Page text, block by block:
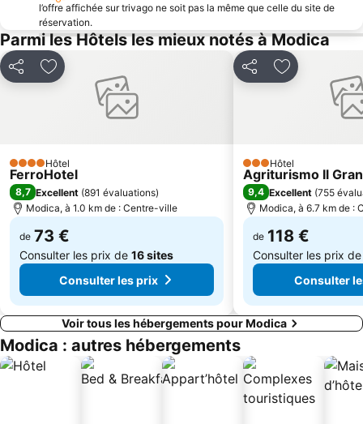
l’offre affichée sur trivago ne soit pas la même que celle du site de
réservation.
Parmi les Hôtels les mieux notés à Modica
PartagerAjouter à mes favoris
4 ÉtoilesHôtel
FerroHotel
8,7 Excellent (891 évaluations)
Modica, à 1.0 km de : Centre-ville
de 73 €
Consulter les prix de 16 sites
Consulter les prix
PartagerAjouter à
3 Étoiles
Hôtel
Agriturismo Il
9,4 Excellent (755
Modica, à 6.7 km de :
de 118 €
Consulter les prix
Consulter
Voir tous les hébergements pour Modica
Modica : autres hébergements